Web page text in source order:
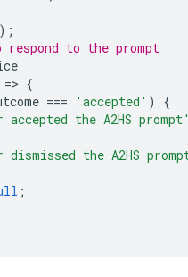
to the prompt
=> {
=== 'accepted' )
{
accepted the A2HS prompt'
dismissed the A2HS
;